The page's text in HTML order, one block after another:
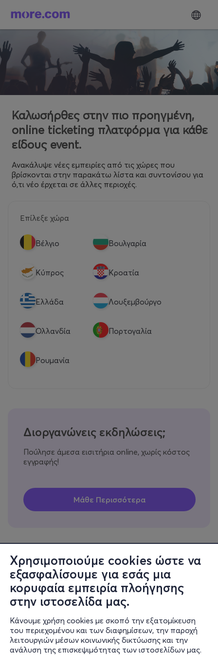
Χρησιμοποιούμε cookies ώστε να
εξασφαλίσουμε για εσάς μια
κορυφαία εμπειρία πλοήγησης
στην ιστοσελίδα μας.
Κάνουμε χρήση cookies με σκοπό την εξατομίκευση
του περιεχομένου και των διαφημίσεων, την παροχή
λειτουργιών μέσων κοινωνικής δικτύωσης και την
ανάλυση της επισκεψιμότητας των ιστοσελίδων μας.
Καλωσήρθες στην πιο προηγμένη,
online ticketing πλατφόρμα για κάθε
είδους event.
Ανακάλυψε νέες εμπειρίες από τις χώρες που
βρίσκονται στην παρακάτω λίστα και συντονίσου για
ό,τι νέο έρχεται σε άλλες περιοχές.
Επίλεξε χώρα
Βέλγιο Βουλγαρία
Κύπρος Κροατία
Eλλάδα Λουξεμβούργο
Ολλανδία Πορτογαλία
Ρουμανία
Διοργανώνεις εκδηλώσεις;
Πούλησε άμεσα εισιτήρια online, χωρίς κόστος
εγγραφής!
Πληροφορίες
Υποστήριξη
Stay Connected